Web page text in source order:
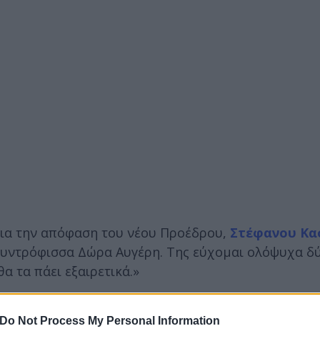
Do Not Process My Personal Information
την απόφαση του νέου Προέδρου, Στέφανου
Δώρα Αυγέρη. Της εύχομαι ολόψυχα
τα πάει εξαιρετικά.»
με άγχος και ατέλειωτα ξενύχτια, μικρές
μια μεγάλη εμπειρία, μια τεράστια τιμή που